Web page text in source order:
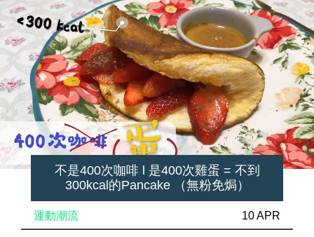
不是400次咖啡 l 是400次雞蛋 = 不到
300kcal的Pancake （無粉免焗）
運動潮流 10 APR